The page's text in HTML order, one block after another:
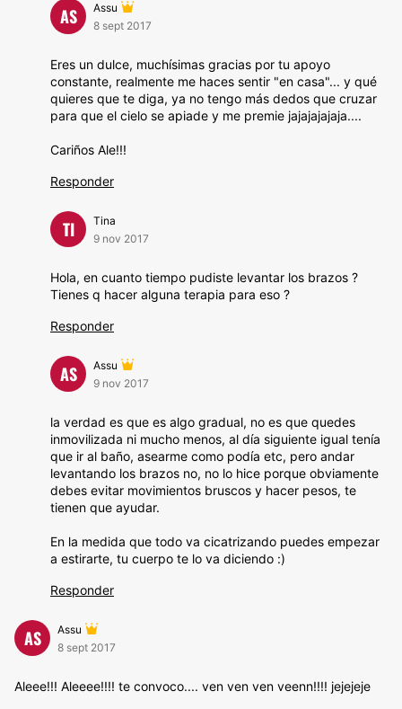
AS
Assu
8 sept 2017
Eres un dulce, muchísimas gracias por tu apoyo
constante, realmente me haces sentir "en casa"... y qué
quieres que te diga, ya no tengo más dedos que cruzar
para que el cielo se apiade y me premie jajajajajaja....
Cariños Ale!!!
Responder
TI
Tina
9 nov 2017
Hola, en cuanto tiempo pudiste levantar los brazos ?
Tienes q hacer alguna terapia para eso ?
Responder
AS
Assu
9 nov 2017
la verdad es que es algo gradual, no es que quedes
inmovilizada ni mucho menos, al día siguiente igual tenía
que ir al baño, asearme como podía etc, pero andar
levantando los brazos no, no lo hice porque obviamente
debes evitar movimientos bruscos y hacer pesos, te
tienen que ayudar.
En la medida que todo va cicatrizando puedes empezar
a estirarte, tu cuerpo te lo va diciendo :)
Responder
AS
Assu
8 sept 2017
Aleee!!! Aleeee!!!! te convoco.... ven ven ven veenn!!!! jejejeje